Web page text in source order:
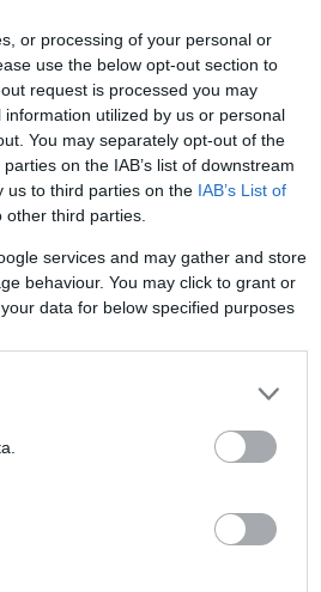
or processing of your personal or
use the below opt-out section to
request is processed you may
utilized by us or personal
You may separately opt-out of the
on the IAB’s list of downstream
us to third parties on the IAB’s List of
third parties.
services and may gather and store
behaviour. You may click to grant or
data for below specified purposes
διεξήχθη η σημερινή
ακολούθησε ο Κολοβός,
από την προπόνηση
με τακτική.